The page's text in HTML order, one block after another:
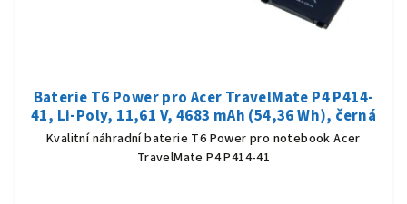
Baterie T6 Power pro Acer TravelMate P4 P414-
41, Li-Poly, 11,61 V, 4683 mAh (54,36 Wh), černá
Kvalitní náhradní baterie T6 Power pro notebook Acer
TravelMate P4 P414-41